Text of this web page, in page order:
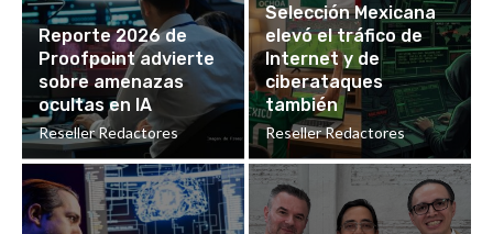
Reporte 2026 de
Proofpoint advierte
sobre amenazas
ocultas en IA
Reseller Redactores
Selección Mexicana
elevó el tráfico de
Internet y de
ciberataques
también
Reseller Redactores